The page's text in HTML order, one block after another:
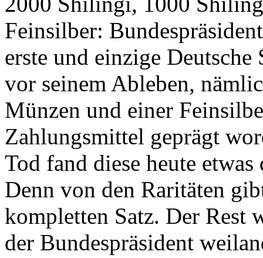
Feinsilber:
erste und einzige Deutsche
vor seinem Ableben,
Münzen und einer
Zahlungsmittel geprägt
Tod fand diese heute
Denn von den Raritäten
kompletten Satz. Der Rest
der Bundespräsident